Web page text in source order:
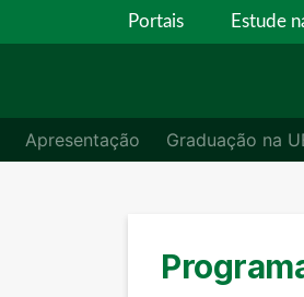
Portais Estude
Apresentação Graduação na